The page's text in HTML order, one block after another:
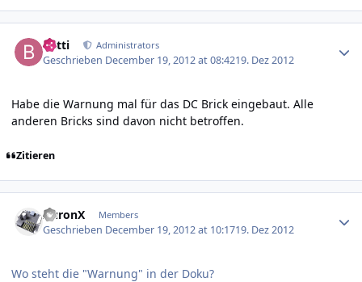
batti Administrators
Geschrieben December 19, 2012 at 08:4219. Dez 2012
Habe die Warnung mal für das DC Brick eingebaut. Alle
anderen Bricks sind davon nicht betroffen.
Zitieren
AuronX Members
Geschrieben December 19, 2012 at 10:1719. Dez 2012
Wo steht die "Warnung" in der Doku?